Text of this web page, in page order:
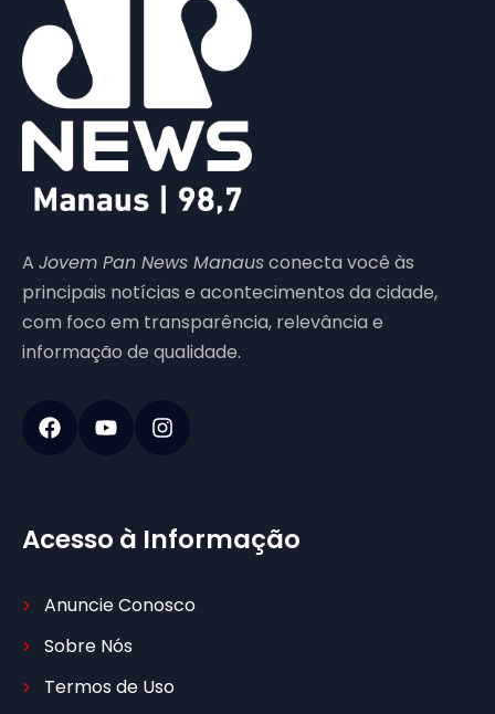
A Jovem Pan News Manausconecta você às
principais notícias e acontecimentos da cidade,
com foco em transparência, relevância e
informação de qualidade.
Acesso à Informação
Anuncie Conosco
Sobre Nós
Termos de Uso